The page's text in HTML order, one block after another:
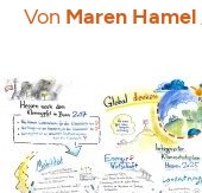
Von Maren Hamel